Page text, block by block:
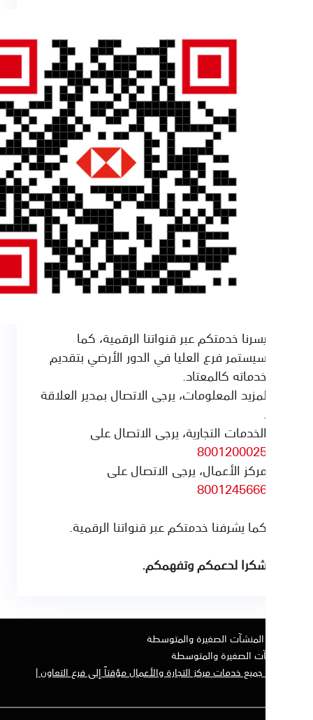
خدمتكم عبر قنواتنا الرقمية، كما
فرع العليا في الدور الأرضي بتقديم
كالمعتاد.
المعلومات، يرجى الاتصال بمدير العلاقة
التجارية، يرجى الاتصال على
الأعمال، يرجى الاتصال على
يشرفنا خدمتكم عبر قنواتنا الرقمية.
لدعمكم وتفهمكم.
المنشآت الصغيرة والمتوسطة
الصغيرة والمتوسطة
جميع خدمات مركز التجارة والأعمال مؤقتاً إلى فرع التعاون |